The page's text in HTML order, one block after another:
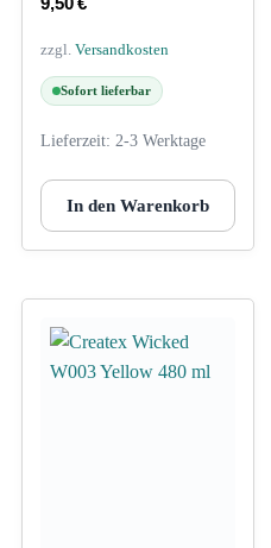
zzgl. Versandkosten
Sofort lieferbar
Lieferzeit: 2-3 Werktage
In den Warenkorb